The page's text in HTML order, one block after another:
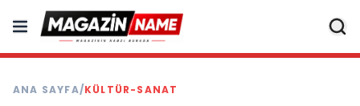
ANA SAYFA/KÜLTÜR-SANAT